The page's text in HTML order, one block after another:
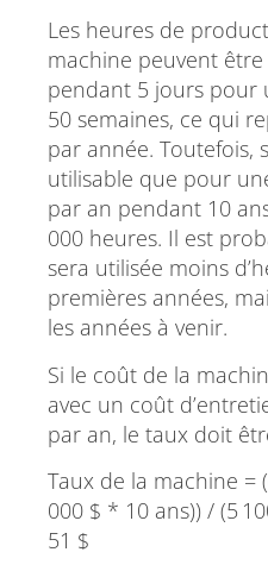
Les heures de
machine peuvent
pendant 5 jours pour
50 semaines, ce qui
par année. Toutefois,
utilisable que pour
par an pendant 10
000 heures. Il est
sera utilisée moins
premières années,
les années à venir.
Si le coût de la
avec un coût
par an, le taux doit
Taux de la machine =
000 $ * 10 ans)) / (5
51 $